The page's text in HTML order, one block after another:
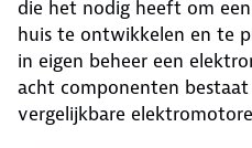
die het nodig heeft om
huis te ontwikkelen en te
in eigen beheer een
acht componenten
vergelijkbare